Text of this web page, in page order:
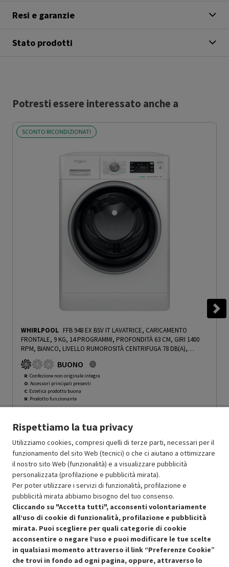
Resi e garanzie
Stato prodotti
Potresti essere interessato anche a
SCONTO RICONDIZIONATI
WHIRLPOOL FFB 948 EX BSV IT LAVATRICE, CARICAMENTO
FRONTALE, 9 KG, 14 PROGRAMMI, PROFONDITÀ 63 CM, GIRI 1400
RPM, BIANCO, LIVELLO RUMOROSITÀ CENTRIFUGA 78 DB(A),
CLASSE A - PRMG GRADING ROCN - 15%
15%
BUONO
R: Confezione non originale integra
O: Accessori principali presenti
C: Estetica prodotto buona
N: Prodotto funzionante
Ricondizionato Prezzo ridotto da
322.15 a-30%
In Promozione 225.50
Aggiungi al carrello
SCONTO RICONDIZIONATI
Approfitta dello sconto del 30% sul prodotto ricondizionato.
Rispettiamo la tua privacy
Utilizziamo cookies, compresi quelli di terze parti, necessari per il
funzionamento del sito Web (tecnici) o che ci aiutano a ottimizzare
il nostro sito Web (funzionalità) e a visualizzare pubblicità
personalizzata (profilazione e pubblicità mirata).
Per poter utilizzare i servizi di funzionalità, profilazione e
pubblicità mirata abbiamo bisogno del tuo consenso.
Cliccando su "Accetta tutti", acconsenti volontariamente
all’uso di cookie di funzionalità, profilazione e pubblicità
mirata. Puoi scegliere per quali categorie di cookie
acconsentire o negare l’uso e puoi modificare le tue scelte
in qualsiasi momento attraverso il link “Preferenze Cookie”
che trovi in fondo ad ogni pagina, oppure, attraverso lo